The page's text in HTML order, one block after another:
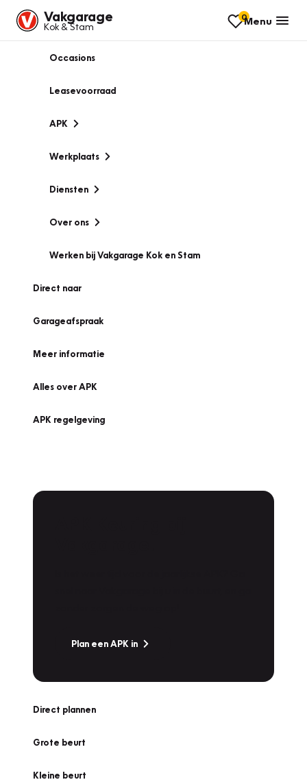
Vakgarage
Kok & Stam
0Menu
Occasions
Leasevoorraad
APK
Werkplaats
Diensten
Over ons
Werken bij Vakgarage Kok en Stam
Direct naar
Garageafspraak
Meer informatie
Alles over APK
APK regelgeving
Plan een APK in
Direct plannen
Grote beurt
Kleine beurt